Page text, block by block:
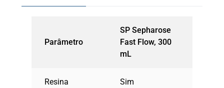
Parâmetro
SP Sepharose
Fast Flow, 300
mL
Resina
Sim